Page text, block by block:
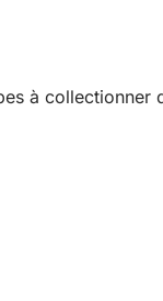
à collectionner